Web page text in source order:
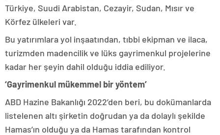
Türkiye, Suudi Arabistan, Cezayir, Sudan, Mısır ve
Körfez ülkeleri var.
Bu yatırımlara yol inşaatından, tıbbi ekipman ve ilaca,
turizmden madencilik ve lüks gayrimenkul projelerine
kadar her şeyin dahil olduğu iddia ediliyor.
‘Gayrimenkul mükemmel bir yöntem’
ABD Hazine Bakanlığı 2022’den beri, bu dokümanlarda
listelenen altı şirketin doğrudan ya da dolaylı şekilde
Hamas’ın olduğu ya da Hamas tarafından kontrol